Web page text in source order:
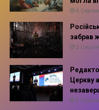
6
забрав
5
Церкву
5